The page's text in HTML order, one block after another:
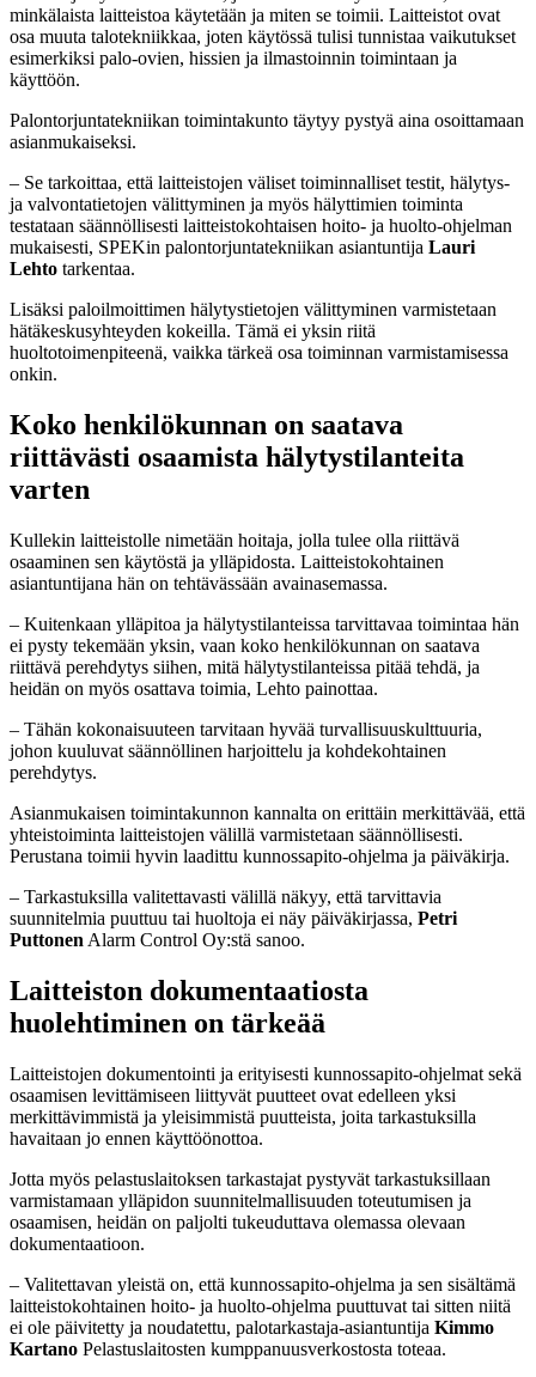
minkälaista laitteistoa käytetään ja miten se toimii. Laitteistot ovat
osa muuta talotekniikkaa, joten käytössä tulisi tunnistaa vaikutukset
esimerkiksi palo-ovien, hissien ja ilmastoinnin toimintaan ja
käyttöön.
Palontorjuntatekniikan toimintakunto täytyy pystyä aina osoittamaan
asianmukaiseksi.
– Se tarkoittaa, että laitteistojen väliset toiminnalliset testit, hälytys-
ja valvontatietojen välittyminen ja myös hälyttimien toiminta
testataan säännöllisesti laitteistokohtaisen hoito- ja huolto-ohjelman
mukaisesti, SPEKin palontorjuntatekniikan asiantuntija Lauri
Lehto tarkentaa.
Lisäksi paloilmoittimen hälytystietojen välittyminen varmistetaan
hätäkeskusyhteyden kokeilla. Tämä ei yksin riitä
huoltotoimenpiteenä, vaikka tärkeä osa toiminnan varmistamisessa
onkin.
Koko henkilökunnan on saatava
riittävästi osaamista hälytystilanteita
varten
Kullekin laitteistolle nimetään hoitaja, jolla tulee olla riittävä
osaaminen sen käytöstä ja ylläpidosta. Laitteistokohtainen
asiantuntijana hän on tehtävässään avainasemassa.
– Kuitenkaan ylläpitoa ja hälytystilanteissa tarvittavaa toimintaa hän
ei pysty tekemään yksin, vaan koko henkilökunnan on saatava
riittävä perehdytys siihen, mitä hälytystilanteissa pitää tehdä, ja
heidän on myös osattava toimia, Lehto painottaa.
– Tähän kokonaisuuteen tarvitaan hyvää turvallisuuskulttuuria,
johon kuuluvat säännöllinen harjoittelu ja kohdekohtainen
perehdytys.
Asianmukaisen toimintakunnon kannalta on erittäin merkittävää, että
yhteistoiminta laitteistojen välillä varmistetaan säännöllisesti.
Perustana toimii hyvin laadittu kunnossapito-ohjelma ja päiväkirja.
– Tarkastuksilla valitettavasti välillä näkyy, että tarvittavia
suunnitelmia puuttuu tai huoltoja ei näy päiväkirjassa, Petri
Puttonen Alarm Control Oy:stä sanoo.
Laitteiston dokumentaatiosta
huolehtiminen on tärkeää
Laitteistojen dokumentointi ja erityisesti kunnossapito-ohjelmat sekä
osaamisen levittämiseen liittyvät puutteet ovat edelleen yksi
merkittävimmistä ja yleisimmistä puutteista, joita tarkastuksilla
havaitaan jo ennen käyttöönottoa.
Jotta myös pelastuslaitoksen tarkastajat pystyvät tarkastuksillaan
varmistamaan ylläpidon suunnitelmallisuuden toteutumisen ja
osaamisen, heidän on paljolti tukeuduttava olemassa olevaan
dokumentaatioon.
– Valitettavan yleistä on, että kunnossapito-ohjelma ja sen sisältämä
laitteistokohtainen hoito- ja huolto-ohjelma puuttuvat tai sitten niitä
ei ole päivitetty ja noudatettu, palotarkastaja-asiantuntija Kimmo
Kartano Pelastuslaitosten kumppanuusverkostosta toteaa.